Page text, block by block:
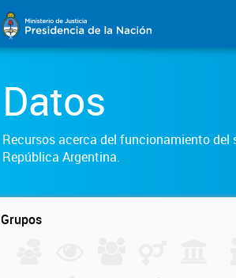
Datos
Recursos acerca del funcionamiento del
República Argentina.
Grupos